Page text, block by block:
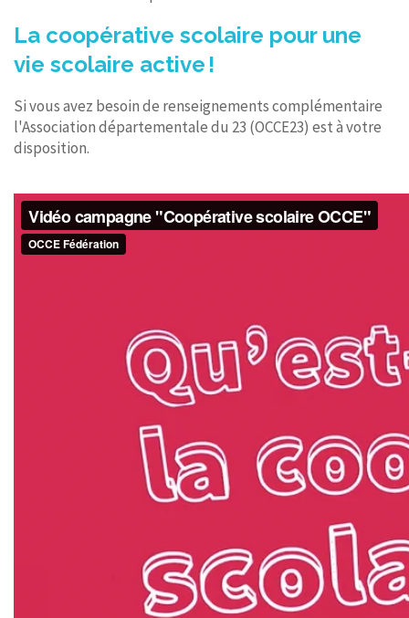
La coopérative scolaire pour une
vie scolaire active !
Si vous avez besoin de renseignements complémentaire
l'Association départementale du 23 (OCCE23) est à votre
disposition.